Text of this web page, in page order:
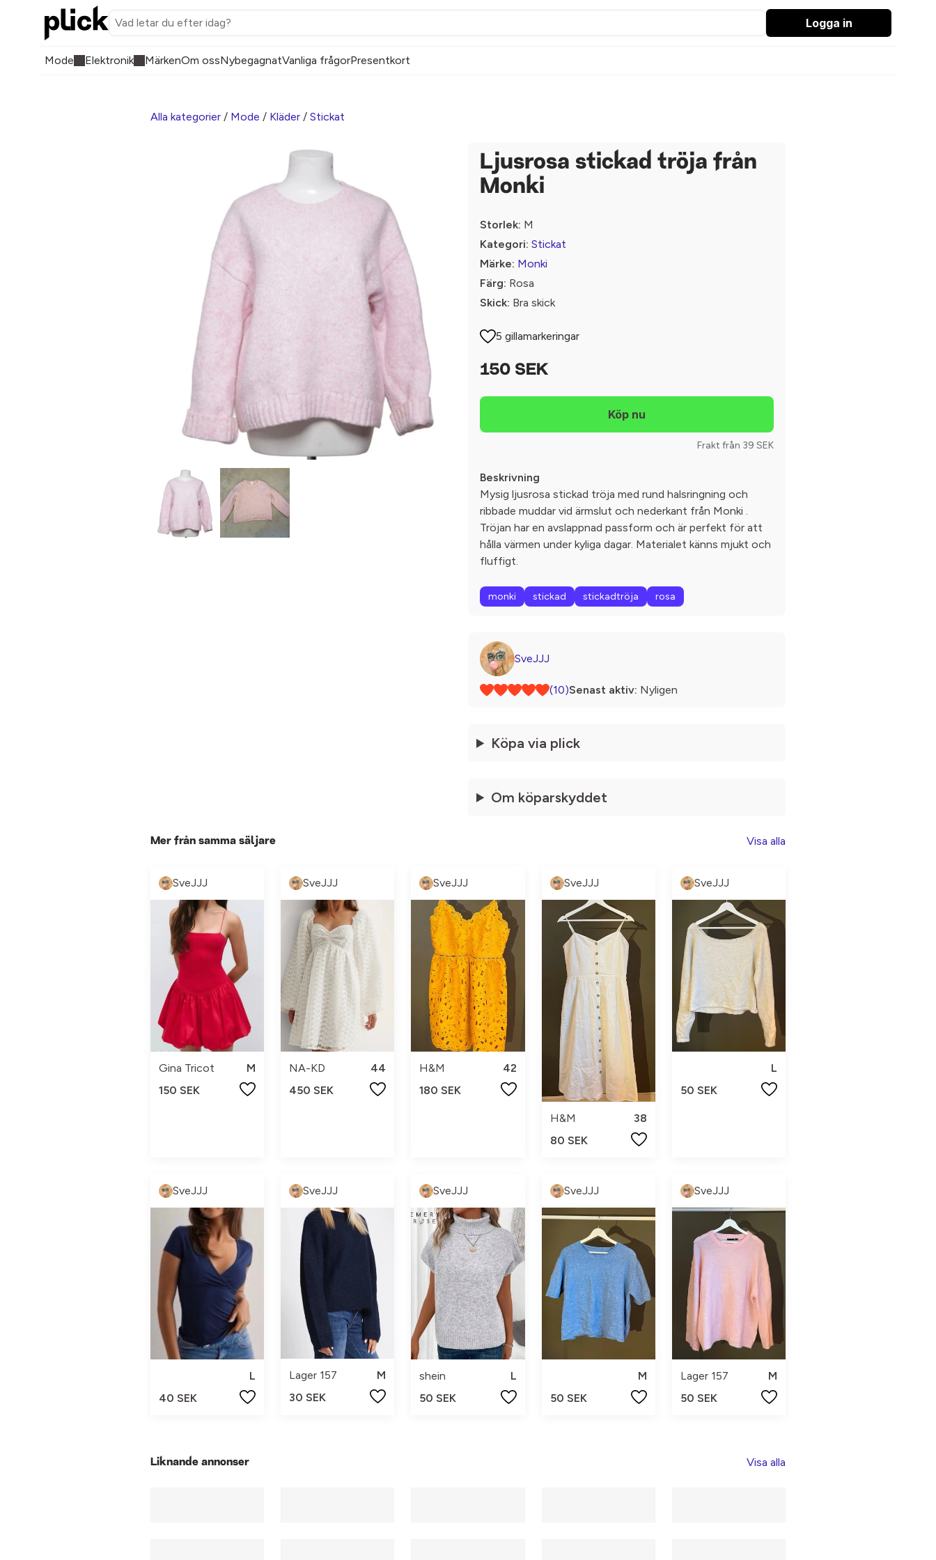
Logga in
Mode Elektronik MärkenOm ossNybegagnatVanliga frågorPresentkort
Alla kategorier / Mode / Kläder / Stickat
Ljusrosa stickad tröja från
Monki
Storlek: M
Kategori: Stickat
Märke: Monki
Färg: Rosa
Skick: Bra skick
5 gillamarkeringar
150 SEK
Frakt från 39 SEK
Beskrivning
Mysig ljusrosa stickad tröja med rund halsringning och
ribbade muddar vid ärmslut och nederkant från Monki .
Tröjan har en avslappnad passform och är perfekt för att
hålla värmen under kyliga dagar. Materialet känns mjukt och
fluffigt.
monki stickad stickadtröja rosa
SveJJJ
(10)Senast aktiv: Nyligen
Köpa via plick
Om köparskyddet
Mer från samma säljare Visa alla
SveJJJ
Gina Tricot
M
150 SEK
SveJJJ
NA-KD
44
450 SEK
SveJJJ
H&M
42
180 SEK
SveJJJ
H&M
38
80 SEK
SveJJJ
L
50 SEK
SveJJJ
L
40 SEK
SveJJJ
Lager 157
M
30 SEK
SveJJJ
shein
L
50 SEK
SveJJJ
M
50 SEK
SveJJJ
Lager 157
M
50 SEK
Liknande annonser Visa alla